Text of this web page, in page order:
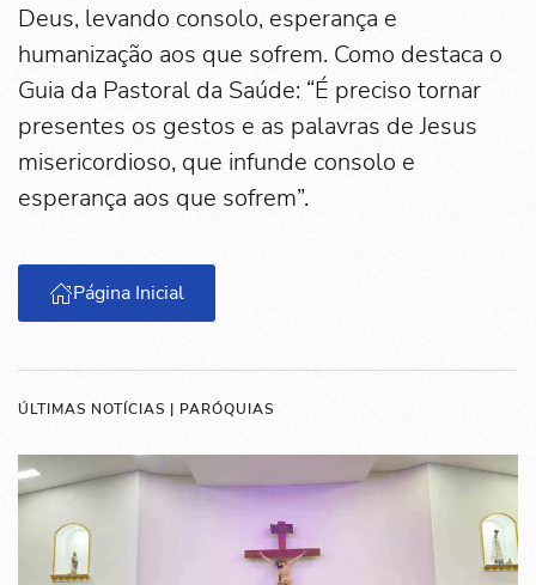
Deus, levando consolo, esperança e
humanização aos que sofrem. Como destaca o
Guia da Pastoral da Saúde: “É preciso tornar
presentes os gestos e as palavras de Jesus
misericordioso, que infunde consolo e
esperança aos que sofrem”.
Página Inicial
ÚLTIMAS NOTÍCIAS | PARÓQUIAS